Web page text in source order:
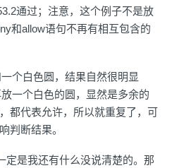
通过；注意，这个例子不是放
和allow语句不再有相互包含的
个白色圆，结果自然很明显
一个白色的圆，显然是多余的
都代表允许，所以就重复了，可
判断结果。
定是我还有什么没说清楚的。那